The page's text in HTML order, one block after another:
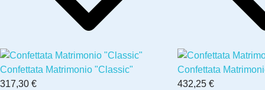
Confettata Matrimonio "Classic"
317,30 €
Confettata
432,25 €